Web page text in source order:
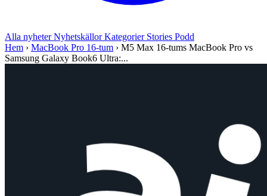
Alla nyheterNyhetskällorKategorier Stories Podd
Hem › MacBook Pro 16-tum › M5 Max 16-tums MacBook Pro vs
Samsung Galaxy Book6 Ultra:...